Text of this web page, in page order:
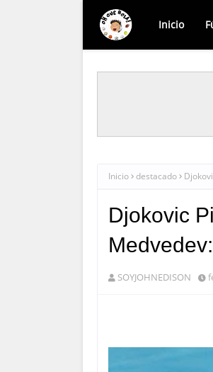
Inicio
Inicio destacado
Djokovic
SOYJOHNEDISON